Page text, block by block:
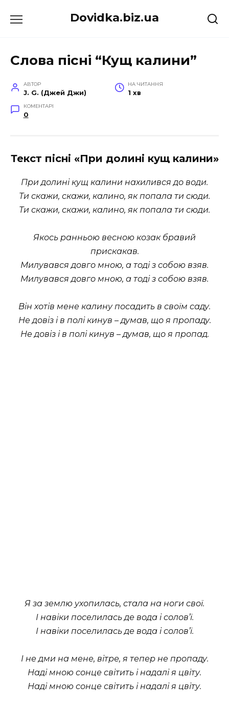
до
Dovidka.biz.ua
Слова пісні “Кущ калини”
АВТОР
J. G. (Джей Джи)
НА ЧИТАННЯ
1 хв
КОМЕНТАРІ
0
Текст пісні «При долині кущ калини»
При долинi кущ калини нахилився до води.
Ти скажи, скажи, калино, як попала ти сюди.
Ти скажи, скажи, калино, як попала ти сюди.
Якось ранньою весною козак бравий
прискакав.
Милувався довго мною, а тодi з собою взяв.
Милувався довго мною, а тодi з собою взяв.
Вiн хотiв мене калину посадить в своїм саду.
Не довiз i в полi кинув – думав, що я пропаду.
Не довiз i в полi кинув – думав, що я пропад.
Я за землю ухопилась, стала на ноги свої.
I навіки поселилась де вода i солов’ї.
I навіки поселилась де вода i солов’ї.
І не дми на мене, вітре, я тепер не пропаду.
Наді мною сонце світить і надалі я цвіту.
Наді мною сонце світить і надалі я цвіту.